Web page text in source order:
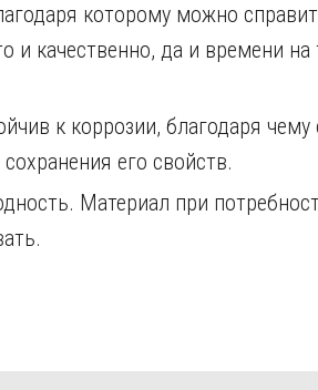
которому можно
и качественно, да и времени
к коррозии, благодаря
его свойств.
Материал при